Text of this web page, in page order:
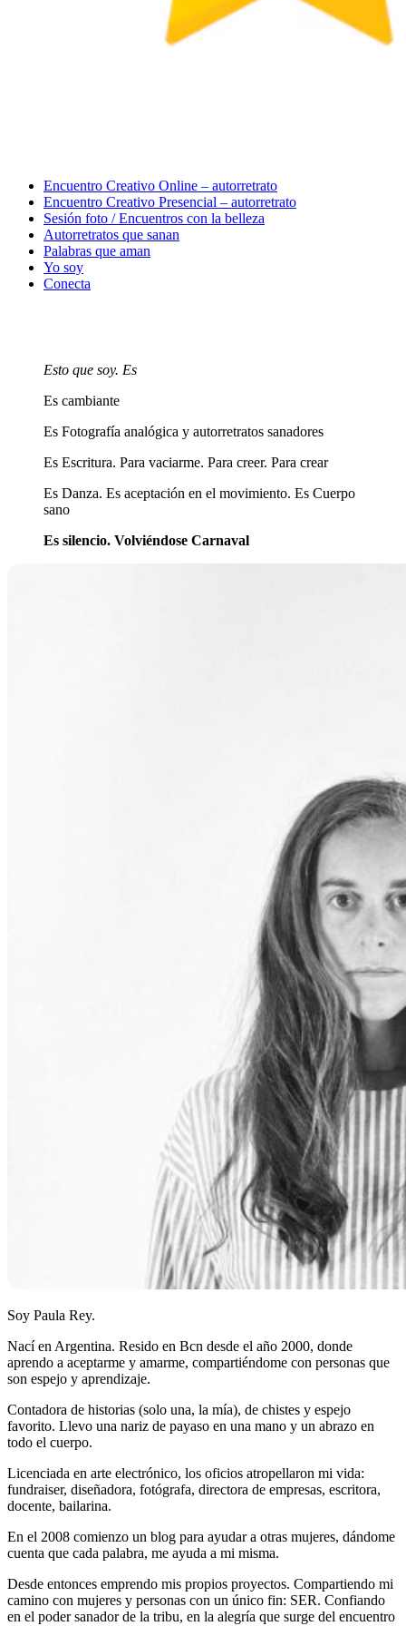
Menu
Encuentro Creativo Online – autorretrato
Encuentro Creativo Presencial – autorretrato
Sesión foto / Encuentros con la belleza
Autorretratos que sanan
Palabras que aman
Yo soy
Conecta
Esto que soy. Es
Es cambiante
Es Fotografía analógica y autorretratos sanadores
Es Escritura. Para vaciarme. Para creer. Para crear
Es Danza. Es aceptación en el movimiento. Es Cuerpo
sano
Es silencio. Volviéndose Carnaval
Soy Paula Rey.
Nací en Argentina. Resido en Bcn desde el año 2000, donde
aprendo a aceptarme y amarme, compartiéndome con personas que
son espejo y aprendizaje.
Contadora de historias (solo una, la mía), de chistes y espejo
favorito. Llevo una nariz de payaso en una mano y un abrazo en
todo el cuerpo.
Licenciada en arte electrónico, los oficios atropellaron mi vida:
fundraiser, diseñadora, fotógrafa, directora de empresas, escritora,
docente, bailarina.
En el 2008 comienzo un blog para ayudar a otras mujeres, dándome
cuenta que cada palabra, me ayuda a mi misma.
Desde entonces emprendo mis propios proyectos. Compartiendo mi
camino con mujeres y personas con un único fin: SER. Confiando
en el poder sanador de la tribu, en la alegría que surge del encuentro